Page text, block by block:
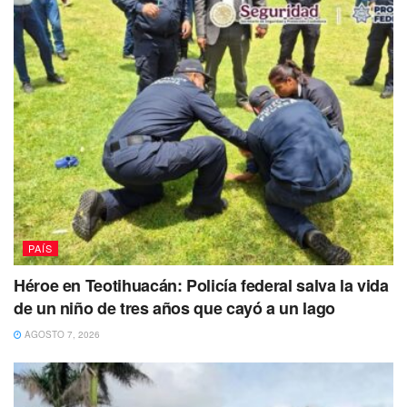
Obrador.
Te Puede Interesar:Diputados van por la legalización de la
eutanasia en México
De dar pasó a esta iniciativa para eliminar el actual horario
de verano sería en el mes de octubre cuándo se
implementa está estrategia que tiene como fin el ahorro de
energía lo cual ha sido puesto en duda por el actual
gobierno Federal
Tags: AMLO decreto Diputados horario de verano
PAÍS
Héroe en Teotihuacán: Policía federal salva la vida
de un niño de tres años que cayó a un lago
AGOSTO 7, 2026